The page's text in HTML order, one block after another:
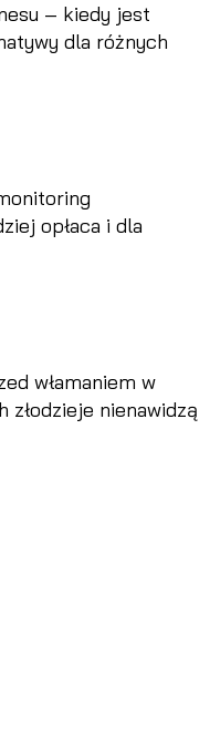
– kiedy jest
dla różnych
opłaca i dla
włamaniem w
nienawidzą